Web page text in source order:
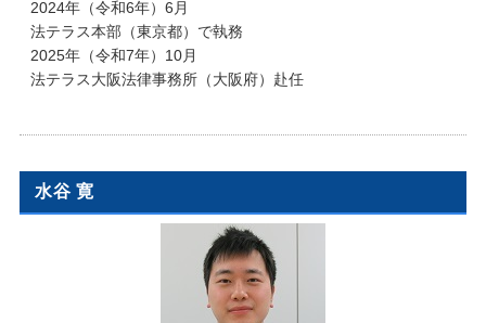
2024年（令和6年）6月
法テラス本部（東京都）で執務
2025年（令和7年）10月
法テラス大阪法律事務所（大阪府）赴任
水谷 寛